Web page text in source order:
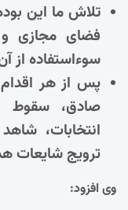
تلاش ما این
فضای مجازی و
سوءاستفاده از
پس از هر
صادق، سقوط
انتخابات،
ترویج شایعات
وی افزود: